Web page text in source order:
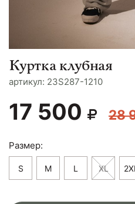
Куртка клубная
aртикул: 23S287-1210
17 500 28
Размер:
S M L XL 2XL